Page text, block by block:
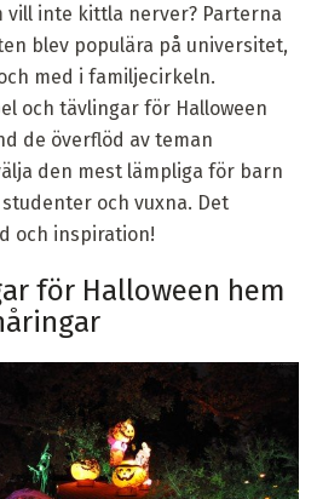
vill inte kittla nerver? Parterna
blev populära på universitet,
med i familjecirkeln.
och tävlingar för Halloween
de överflöd av teman
den mest lämpliga för barn
och vuxna. Det
och inspiration!
för Halloween hem